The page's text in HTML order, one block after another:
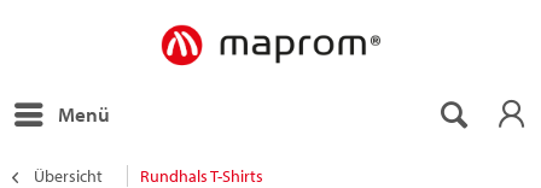
Menü
Übersicht Rundhals T-Shirts